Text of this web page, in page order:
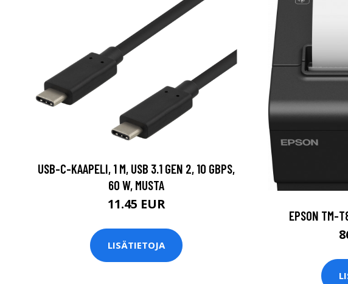
USB-C-KAAPELI, 1 M, USB 3.1 GEN 2, 10 GBPS,
60 W, MUSTA
11.45 EUR
LISÄTIETOJA
EPSON TM-